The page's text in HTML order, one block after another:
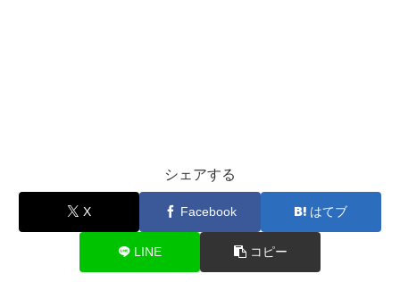
シェアする
X Facebook はてブ
LINE コピー